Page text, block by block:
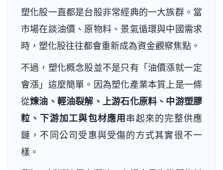
塑化股一直都是台股非常經典的一大族群。當
市場在談油價、原物料、景氣循環與中國需求
時，塑化股往往都會重新成為資金觀察焦點。
不過，塑化概念股並不是只有「油價漲就一定
會漲」這麼簡單。因為塑化產業本質上是一條
從煉油、輕油裂解、上游石化原料、中游塑膠
粒、下游加工與包材應用 串起來的完整供應
鏈，不同公司受惠與受傷的方式其實很不一
樣。